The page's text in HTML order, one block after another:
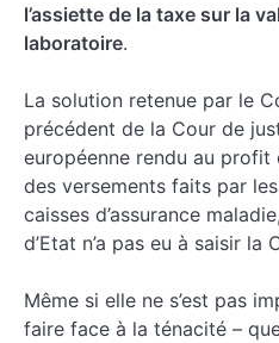
l’assiette de la taxe sur la
laboratoire.
La solution retenue par le
précédent de la Cour de
européenne rendu au profit
des versements faits par
caisses d’assurance
d’Etat n’a pas eu à saisir
Même si elle ne s’est pas
faire face à la ténacité –